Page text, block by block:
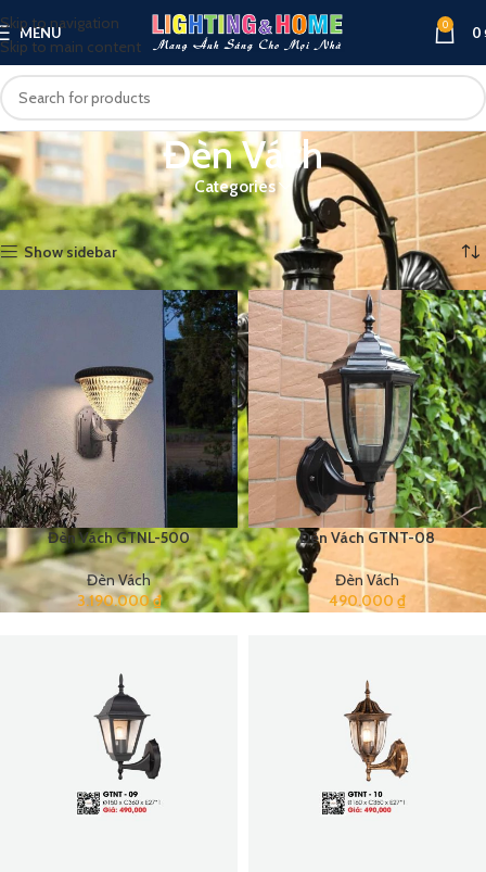
Skip to navigation
Skip to main content
MENU 0 0
Đèn Vách
Categories
Trang chủ Đèn Vách Hiển thị 1–12 của 46 kết quả
Show sidebar
Đèn Vách GTNL-500
Đèn Vách
3.190.000₫
Đèn Vách GTNT-08
Đèn Vách
490.000 ₫